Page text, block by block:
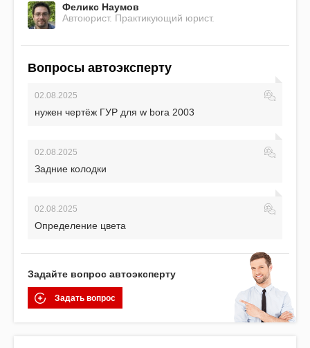
Феликс Наумов
Автоюрист. Практикующий юрист.
Вопросы автоэксперту
02.08.2025
нужен чертёж ГУР для w bora 2003
02.08.2025
Задние колодки
02.08.2025
Определение цвета
Задайте вопрос автоэксперту
Задать вопрос